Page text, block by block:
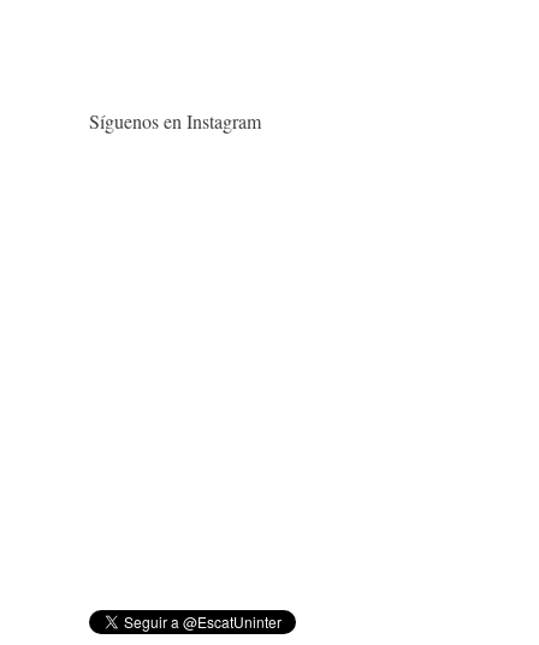
Síguenos en Instagram